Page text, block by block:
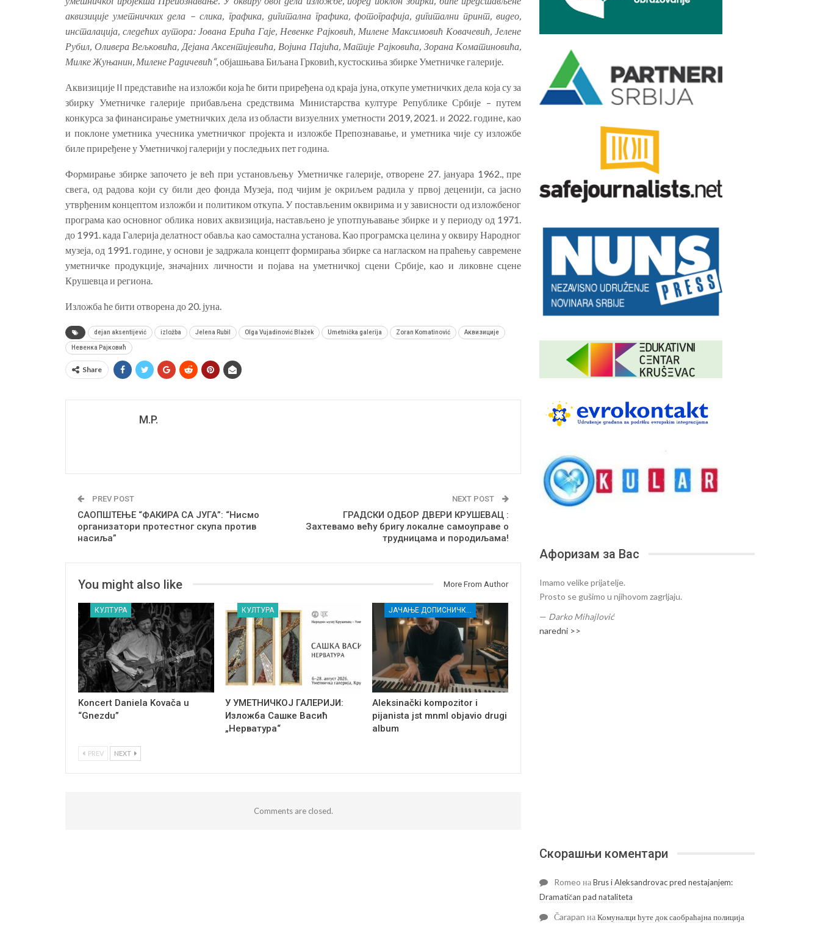
аквизиције уметничких дела – слика, графика, дигитална графика, фотографија, дигитални принт, видео,
инсталација, следећих аутора: Јована Ерића Гаје, Невенке Рајковић, Милене Максимовић Ковачевић, Јелене
Рубил, Оливера Вељковића, Дејана Аксентијевића, Војина Пајића, Матије Рајковића, Зорана Коматиновића,
Милке Жуњанин, Милене Радичевић“, објашњава Биљана Грковић, кустоскиња збирке Уметничке галерије.
Аквизиције II представиће на изложби која ће бити приређена од краја јуна, откупе уметничких дела која су за
збирку Уметничке галерије прибављена средствима Министарства културе Републике Србије – путем
конкурса за финансирање уметничких дела из области визуелних уметности 2019, 2021. и 2022. године, као
и поклоне уметника учесника уметничког пројекта и изложбе Препознавање, и уметника чије су изложбе
биле приређене у Уметничкој галерији у последњих пет година.
Формирање збирке започето јевећ при установљењу Уметничке галерије, отворене 27. јануара 1962., пре
свега, од радова који су били део фонда Музеја, под чијим је окриљем радила у првој деценији, са јасно
утврђеним концептом изложби и политиком откупа. У постављенимоквирима и у зависности од изложбеног
програма као основног облика нових аквизиција, настављено је употпуњавање збирке и у периоду од 1971.
до 1991. када Галерија делатност обавља као самостална установа.Као програмска целина у оквиру Народног
музеја, од 1991. године, у основи је задржала концепт формирања збирке са нагласком на праћењу савремене
уметничке продукције, значајних личности и појава на уметничкој сцени Србије, као и ликовне сцене
Крушевца и региона.
Изложба ће бити отворена до 20. јуна.
dejan aksentijević izložba Jelena Rubil Olga Vujadinović Blažek Umetnička galerija Zoran Komatinović Аквизиције
Невенка Рајковић
Share
M.P.
PREV POST
САОПШТЕЊЕ “ФАКИРА СА ЈУГА”: “Нисмо
организатори протестног скупа против
насиља”
NEXT POST
ГРАДСКИ ОДБОР ДВЕРИ КРУШЕВАЦ :
Захтевамо већу бригу локалне самоуправе о
трудницама и породиљама!
You might also like More From Author
КУЛТУРА
Koncert Daniela Kovača u
“Gnezdu”
КУЛТУРА
У УМЕТНИЧКОЈ ГАЛЕРИЈИ:
Изложба Сашке Васић
„Нерватура“
ЈАЧАЊЕ ДОПИСНИЧКЕ МРЕЖЕ НЕЗАВИСНИХ МЕДИЈА У РАСИНСКОМ ОКРУГУ
Aleksinački kompozitor i
pijanista jst mnml objavio drugi
album
PREV NEXT
Comments are closed.
Афоризам за Вас
Imamo velike prijatelje.
Prosto se gušimo u njihovom zagrljaju.
— Darko Mihajlović
naredni >>
Скорашњи коментари
Romeo наBrus i Aleksandrovac pred nestajanjem:
Dramatičan pad nataliteta
Čarapan наКомуналци ћуте док саобраћајна полиција